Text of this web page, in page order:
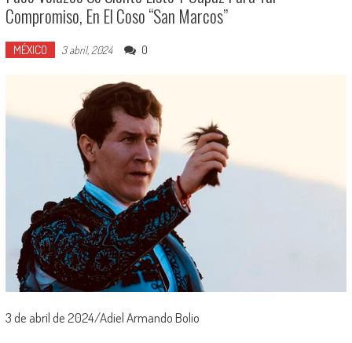
Compromiso, En El Coso “San Marcos”
MÉXICO 3 abril, 2024 0
3 de abril de 2024/Adiel Armando Bolio